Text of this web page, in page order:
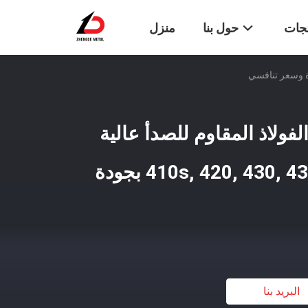
منزل حول بنا
المقاوم للصدأ عالية
الجودة 410, 410s, 420, 430, 431, 440A بجودة
البريد بنا